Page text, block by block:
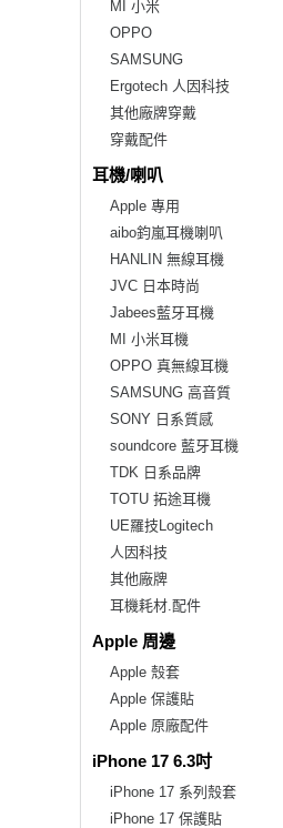
MI 小米
OPPO
SAMSUNG
Ergotech 人因科技
其他廠牌穿戴
穿戴配件
耳機/喇叭
Apple 專用
aibo鈞嵐耳機喇叭
HANLIN 無線耳機
JVC 日本時尚
Jabees藍牙耳機
MI 小米耳機
OPPO 真無線耳機
SAMSUNG 高音質
SONY 日系質感
soundcore 藍牙耳機
TDK 日系品牌
TOTU 拓途耳機
UE羅技Logitech
人因科技
其他廠牌
耳機耗材.配件
Apple 周邊
Apple 殼套
Apple 保護貼
Apple 原廠配件
iPhone 17 6.3吋
iPhone 17 系列殼套
iPhone 17 保護貼